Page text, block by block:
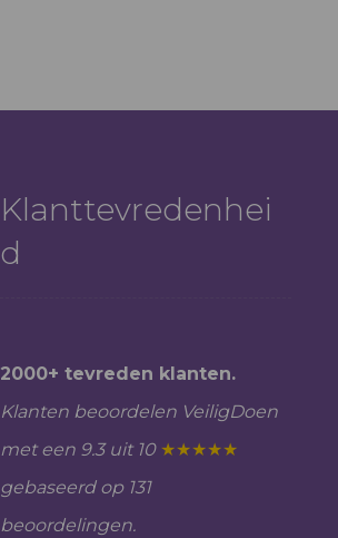
Klanttevredenhei
d
2000+ tevreden klanten.
Klanten beoordelen VeiligDoen
met een 9.3 uit 10 ★★★★★
gebaseerd op 131
beoordelingen.